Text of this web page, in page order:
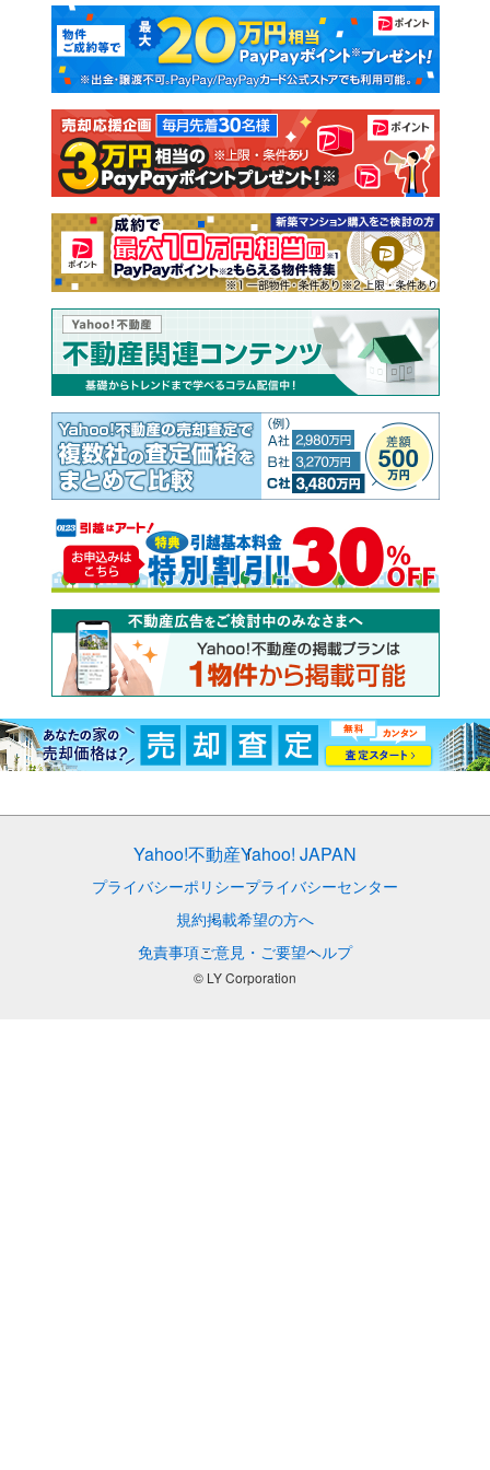
新築マンション 中古マンション
新築一戸建て 中古一戸建て
注文住宅 土地
売却査定
マンションカタログ 教えて！住まいの先生
Yahoo!不動産Yahoo! JAPAN
プライバシーポリシープライバシーセンター
規約掲載希望の方へ
免責事項ご意見・ご要望ヘルプ
© LY Corporation